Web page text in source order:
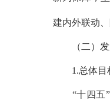
建内外联动
（二）发
1.总体目
“十四五”